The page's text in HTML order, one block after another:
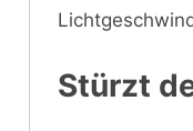
Stürzt